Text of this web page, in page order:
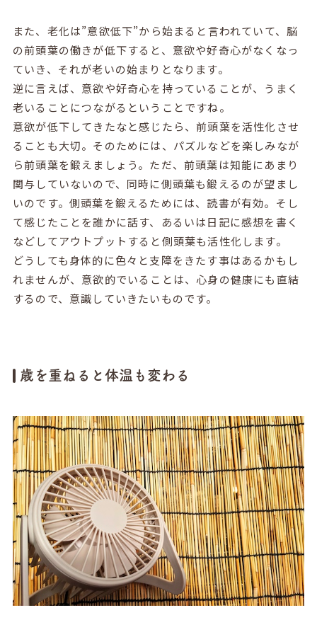
また、老化は”意欲低下”から始まると言われていて、脳
の前頭葉の働きが低下すると、意欲や好奇心がなくなっ
ていき、それが老いの始まりとなります。
逆に言えば、意欲や好奇心を持っていることが、うまく
老いることにつながるということですね。
意欲が低下してきたなと感じたら、前頭葉を活性化させ
ることも大切。そのためには、パズルなどを楽しみなが
ら前頭葉を鍛えましょう。ただ、前頭葉は知能にあまり
関与していないので、同時に側頭葉も鍛えるのが望まし
いのです。側頭葉を鍛えるためには、読書が有効。そし
て感じたことを誰かに話す、あるいは日記に感想を書く
などしてアウトプットすると側頭葉も活性化します。
どうしても身体的に色々と支障をきたす事はあるかもし
れませんが、意欲的でいることは、心身の健康にも直結
するので、意識していきたいものです。
歳を重ねると体温も変わる